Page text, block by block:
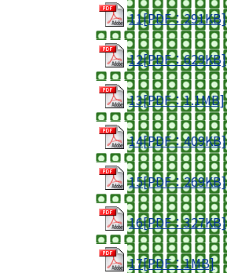
11[PDF：291KB]
12[PDF：629KB]
13[PDF：1.1MB]
14[PDF：409KB]
15[PDF：269KB]
16[PDF：327KB]
17[PDF：1MB]